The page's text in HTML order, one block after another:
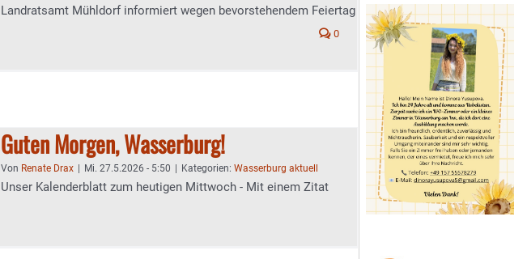
Landratsamt Mühldorf informiert wegen bevorstehendem Feiertag
0
Guten Morgen, Wasserburg!
Von Renate Drax Mi. 27.5.2026 - 5:50 Kategorien: Wasserburg aktuell
Unser Kalenderblatt zum heutigen Mittwoch - Mit einem Zitat